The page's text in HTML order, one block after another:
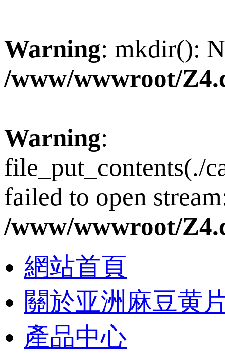
Warning: mkdir():
/www/wwwroot/
Warning:
file_put_contents(./
failed to open
/www/wwwroot/
網站首頁
關於亚洲麻豆黄
產品中心